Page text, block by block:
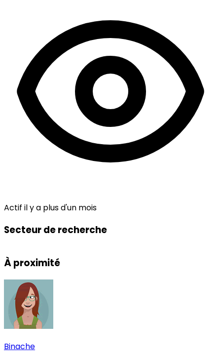
Actif il y a plus d'un mois
Secteur de recherche
+
À proximité
Binache